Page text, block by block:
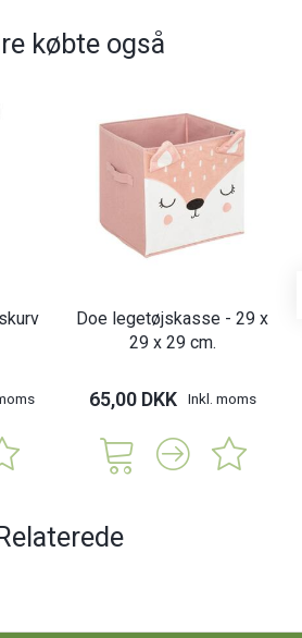
købte også
Doe legetøjskasse - 29 x
29 x 29 cm.
65,00 DKK Inkl. moms